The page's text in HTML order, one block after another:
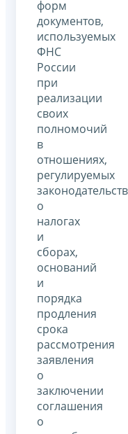
форм
документов,
используемых
ФНС
России
при
реализации
своих
полномочий
в
отношениях,
регулируемых
о
налогах
и
сборах,
оснований
и
порядка
продления
срока
рассмотрения
заявления
о
заключении
соглашения
о